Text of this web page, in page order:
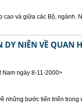
và giữa các Bộ, ngành.
NIÊN VỀ QUAN
Nam ngày 8-11-2000>
những bước tiến triển trong